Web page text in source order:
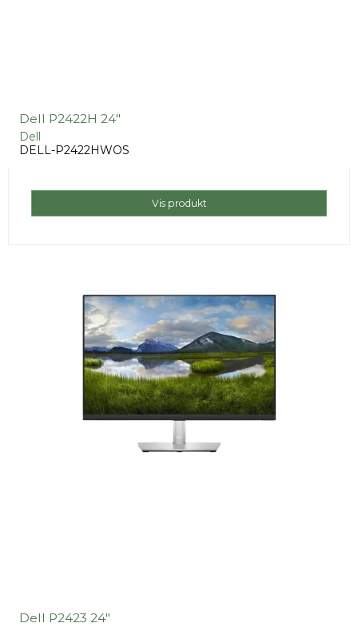
Dell P2422H 24"
Dell
DELL-P2422HWOS
Vis produkt
Dell P2423 24"